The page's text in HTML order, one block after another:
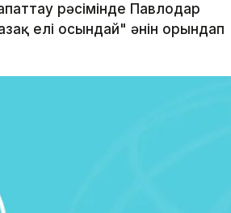
рәсімінде Павлодар
елі осындай" әнін орындап